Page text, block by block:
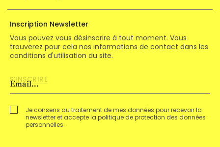
Inscription Newsletter
Vous pouvez vous désinscrire à tout moment. Vous
trouverez pour cela nos informations de contact dans les
conditions d'utilisation du site.
Je consens au traitement de mes données pour recevoir la
newsletter et accepte la politique de protection des données
personnelles.